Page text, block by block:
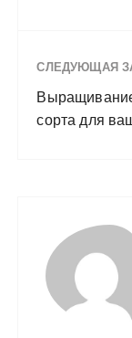
СЛЕДУЮЩАЯ
сорта для